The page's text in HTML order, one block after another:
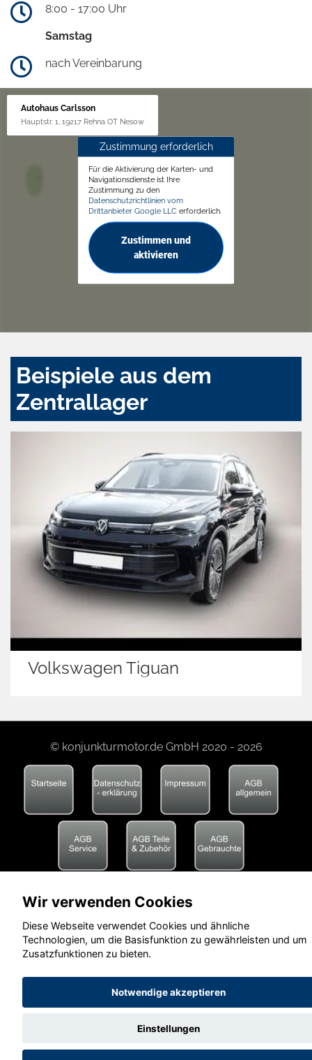
8:00 - 17:00 Uhr
Samstag
nach Vereinbarung
Autohaus Carlsson
Hauptstr. 1, 19217 Rehna OT Nesow
Zustimmung erforderlich
Für die Aktivierung der Karten- und
Navigationsdienste ist Ihre
Zustimmung zu den
Datenschutzrichtlinien vom
Drittanbieter Google LLC erforderlich.
Zustimmen und
aktivieren
Beispiele aus dem
Zentrallager
Volkswagen Tiguan
© konjunkturmotor.de GmbH 2020 - 2026
Wir verwenden Cookies
Diese Webseite verwendet Cookies und ähnliche
Technologien, um die Basisfunktion zu gewährleisten und um
Zusatzfunktionen zu bieten.
Notwendige akzeptieren
Einstellungen